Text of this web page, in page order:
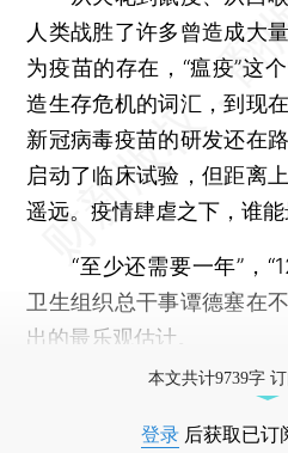
人类战胜了许多曾造成大
为疫苗的存在，“瘟疫”这
造生存危机的词汇，到现
新冠病毒疫苗的研发还在
启动了临床试验，但距离
遥远。疫情肆虐之下，谁能
“至少还需要一年”，
卫生组织总干事谭德塞在
出的最乐观估计。
本文共计9739字
登录 后获取已订